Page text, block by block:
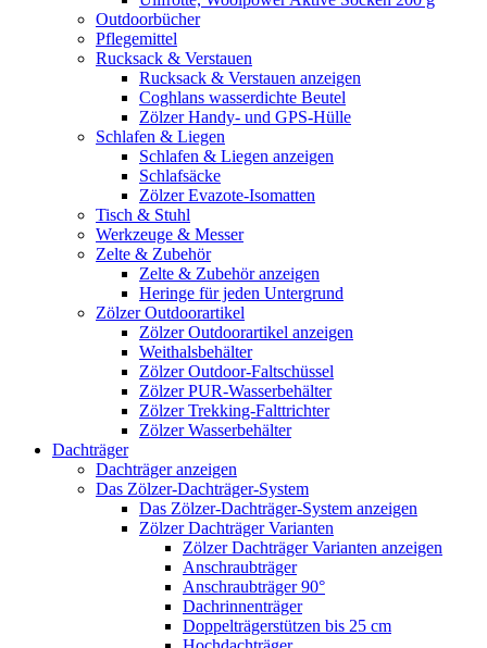
Outdoorbücher
Pflegemittel
Rucksack & Verstauen
Rucksack & Verstauen anzeigen
Coghlans wasserdichte Beutel
Zölzer Handy- und GPS-Hülle
Schlafen & Liegen
Schlafen & Liegen anzeigen
Schlafsäcke
Zölzer Evazote-Isomatten
Tisch & Stuhl
Werkzeuge & Messer
Zelte & Zubehör
Zelte & Zubehör anzeigen
Heringe für jeden Untergrund
Zölzer Outdoorartikel
Zölzer Outdoorartikel anzeigen
Weithalsbehälter
Zölzer Outdoor-Faltschüssel
Zölzer PUR-Wasserbehälter
Zölzer Trekking-Falttrichter
Zölzer Wasserbehälter
Dachträger
Dachträger anzeigen
Das Zölzer-Dachträger-System
Das Zölzer-Dachträger-System anzeigen
Zölzer Dachträger Varianten
Zölzer Dachträger Varianten anzeigen
Anschraubträger
Anschraubträger 90°
Dachrinnenträger
Doppelträgerstützen bis 25 cm